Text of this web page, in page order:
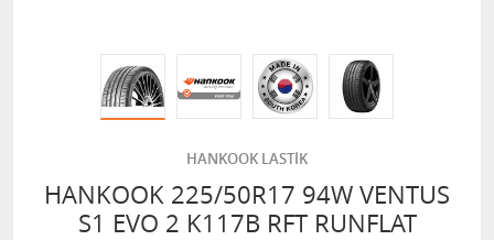
HANKOOK LASTİK
HANKOOK 225/50R17 94W VENTUS
S1 EVO 2 K117B RFT RUNFLAT